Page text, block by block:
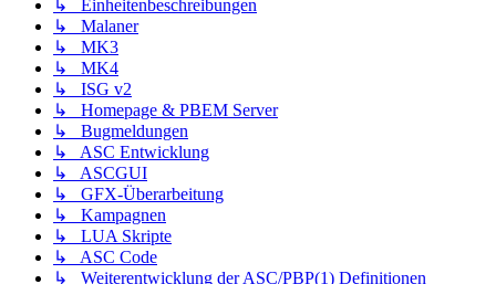
↳ Einheitenbeschreibungen
↳ Malaner
↳ MK3
↳ MK4
↳ ISG v2
↳ Homepage & PBEM Server
↳ Bugmeldungen
↳ ASC Entwicklung
↳ ASCGUI
↳ GFX-Überarbeitung
↳ Kampagnen
↳ LUA Skripte
↳ ASC Code
↳ Weiterentwicklung der ASC/PBP(1) Definitionen